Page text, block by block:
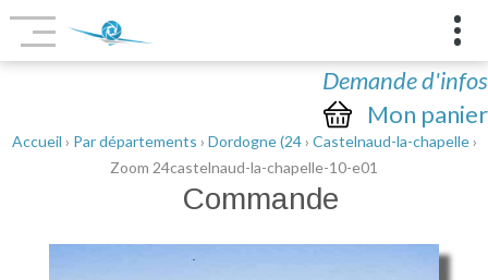
Demande d'infos
Mon panier
Accueil › Par départements › Dordogne (24› Castelnaud-la-chapelle›
Zoom 24castelnaud-la-chapelle-10-e01
Commande